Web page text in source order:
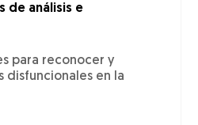
de análisis e
para reconocer y
disfuncionales en la